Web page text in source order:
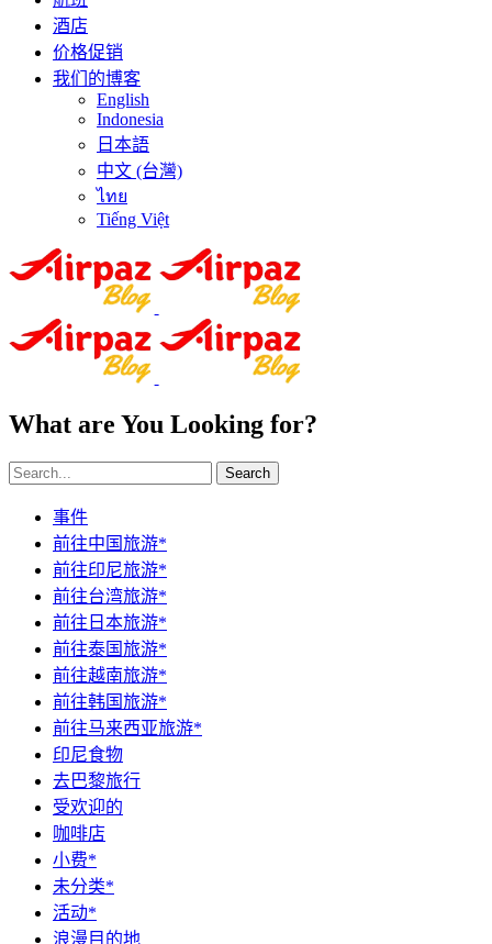
酒店
价格促销
我们的博客
English
Indonesia
日本語
中文 (台灣)
ไทย
Tiếng Việt
What are You Looking for?
Search
事件
前往中国旅游*
前往印尼旅游*
前往台湾旅游*
前往日本旅游*
前往泰国旅游*
前往越南旅游*
前往韩国旅游*
前往马来西亚旅游*
印尼食物
去巴黎旅行
受欢迎的
咖啡店
小费*
未分类*
活动*
浪漫目的地